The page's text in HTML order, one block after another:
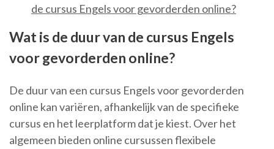
de cursus Engels voor gevorderden online?
Wat is de duur van de cursus Engels
voor gevorderden online?
De duur van een cursus Engels voor gevorderden
online kan variëren, afhankelijk van de specifieke
cursus en het leerplatform dat je kiest. Over het
algemeen bieden online cursussen flexibele